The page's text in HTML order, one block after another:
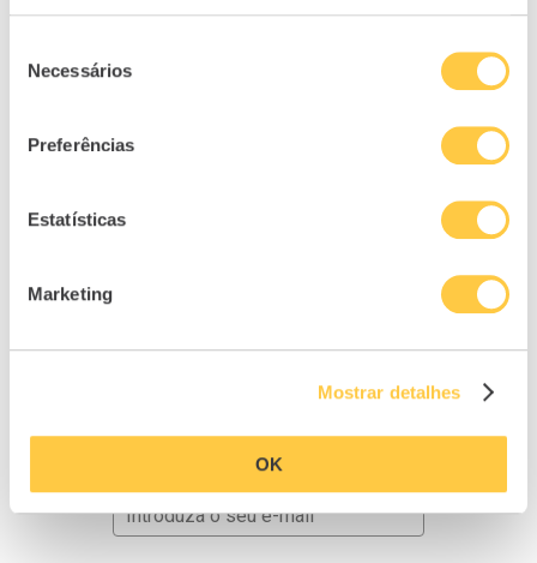
Necessários
Preferências
Estatísticas
Marketing
Mostrar detalhes
OK
Subscreva a nossa
Receba toda a informação
pessoais